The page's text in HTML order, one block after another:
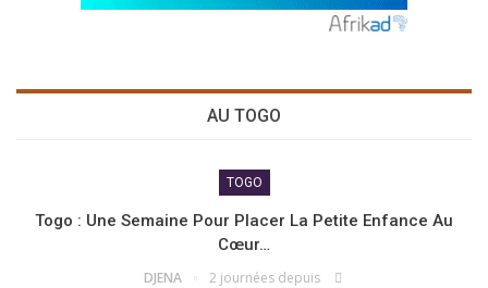
AU TOGO
TOGO
Togo : Une Semaine Pour Placer La Petite Enfance Au
Cœur…
DJENA 2 journées depuis